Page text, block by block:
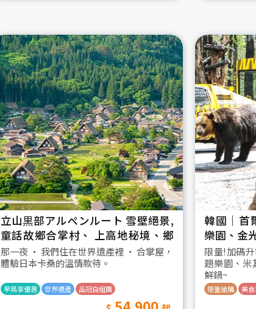
立山黒部アルペンルート 雪壁絕景,
童話故鄉合掌村、 上高地秘境、鄉
村古街町5日
那一夜 ‧ 我們住在世界遺產裡 ‧ 合掌屋，
體驗日本卡桑的溫情款待。
早鳥享優惠 世界遺產 品冠自組團
韓國│首
樂園、金
限量!加碼
題樂園、米
鮮鍋~
限量搶購 美